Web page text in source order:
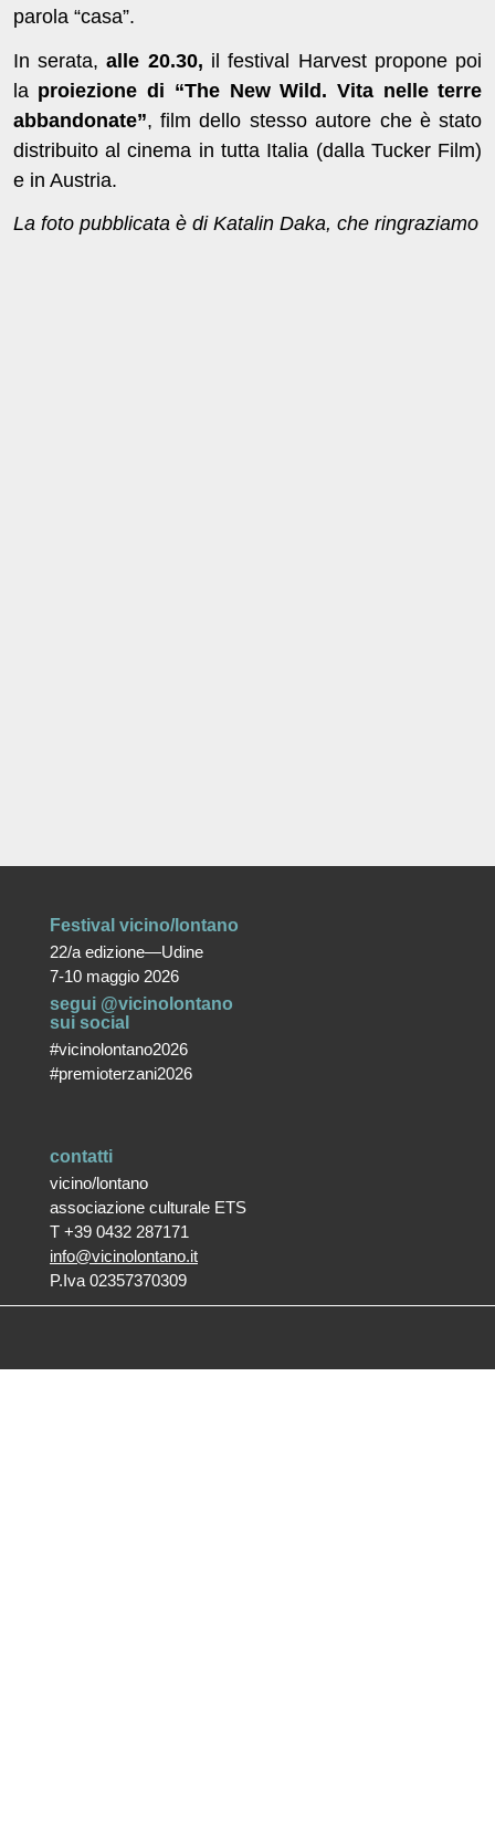
parola “casa”.
In serata,alle 20.30, il festival Harvest propone poi
la proiezione di “The New Wild. Vita nelle terre
abbandonate”, film dello stesso autore che è stato
distribuito al cinema in tutta Italia (dalla Tucker Film)
e in Austria.
La foto pubblicata è di Katalin Daka, che ringraziamo
Festival vicino/lontano
22/a edizione—Udine
7-10 maggio 2026
segui @vicinolontano
sui social
#vicinolontano2026
#premioterzani2026
contatti
vicino/lontano
associazione culturale ETS
T +39 0432 287171
info@vicinolontano.it
P.Iva 02357370309